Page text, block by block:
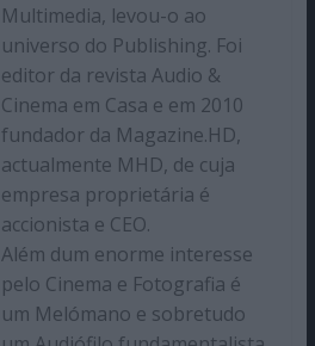
Multimedia, levou-o ao
universo do Publishing. Foi
editor da revista Audio &
Cinema em Casa e em 2010
fundador da Magazine.HD,
actualmente MHD, de cuja
empresa proprietária é
accionista e CEO.
Além dum enorme interesse
pelo Cinema e Fotografia é
um Melómano e sobretudo